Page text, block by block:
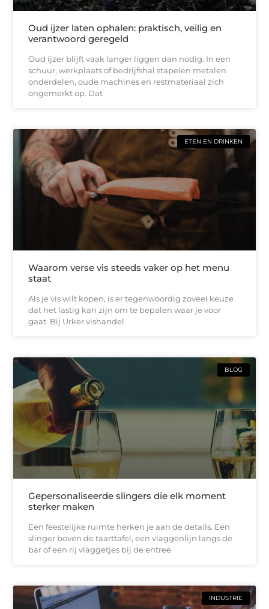
Oud ijzer laten ophalen: praktisch, veilig en
verantwoord geregeld
Oud ijzer blijft vaak langer liggen dan nodig. In een
schuur, werkplaats of bedrijfshal stapelen metalen
onderdelen, oude machines en restmateriaal zich
ongemerkt op. Dat
ETEN EN DRINKEN
Waarom verse vis steeds vaker op het menu
staat
Als je vis wilt kopen, is er tegenwoordig zoveel keuze
dat het lastig kan zijn om te bepalen waar je voor
gaat. Bij Urker vishandel
BLOG
Gepersonaliseerde slingers die elk moment
sterker maken
Een feestelijke ruimte herken je aan de details. Een
slinger boven de taarttafel, een vlaggenlijn langs de
bar of een rij vlaggetjes bij de entree
INDUSTRIE